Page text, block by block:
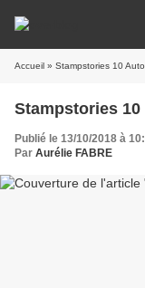
Accueil » Stampstories 10
Stampstories
Publié le 13/10/2018 à
Par Aurélie FABRE